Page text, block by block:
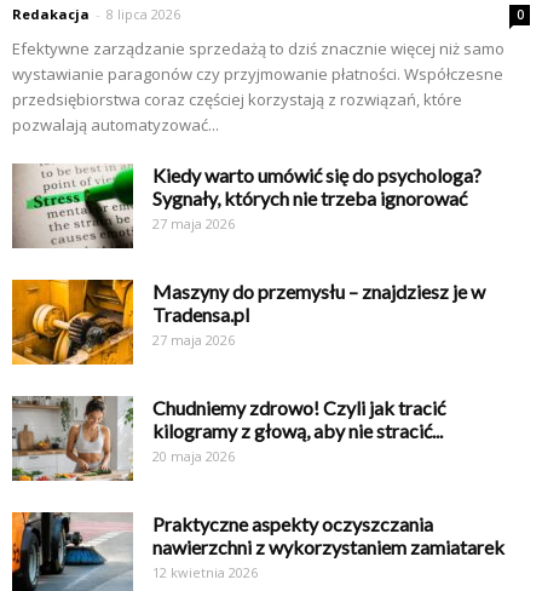
Redakacja - 8 lipca 2026 0
Efektywne zarządzanie sprzedażą to dziś znacznie więcej niż samo
wystawianie paragonów czy przyjmowanie płatności. Współczesne
przedsiębiorstwa coraz częściej korzystają z rozwiązań, które
pozwalają automatyzować...
Kiedy warto umówić się do psychologa?
Sygnały, których nie trzeba ignorować
27 maja 2026
Maszyny do przemysłu – znajdziesz je w
Tradensa.pl
27 maja 2026
Chudniemy zdrowo! Czyli jak tracić
kilogramy z głową, aby nie stracić...
20 maja 2026
Praktyczne aspekty oczyszczania
nawierzchni z wykorzystaniem zamiatarek
12 kwietnia 2026